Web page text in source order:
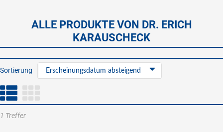
ALLE PRODUKTE VON DR. ERICH
KARAUSCHECK
Sortierung Erscheinungsdatum absteigend
1 Treffer